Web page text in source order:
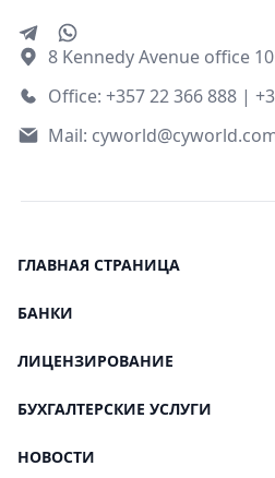
ГЛАВНАЯ СТРАНИЦА
БАНКИ
ЛИЦЕНЗИРОВАНИЕ
БУХГАЛТЕРСКИЕ УСЛУГИ
НОВОСТИ
8 Kennedy Avenue office
Office: +357 22 366 888 |
Mail: